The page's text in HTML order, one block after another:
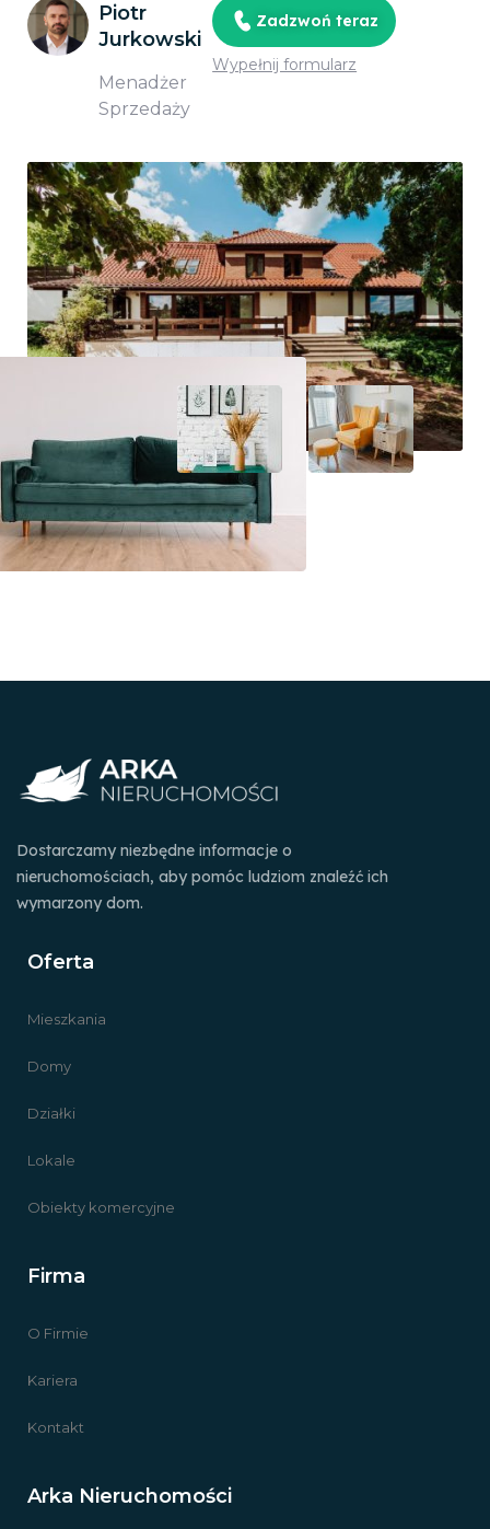
Piotr
Jurkowski
Menadżer
Sprzedaży
Zadzwoń teraz
Wypełnij formularz
Dostarczamy niezbędne informacje o
nieruchomościach, aby pomóc ludziom znaleźć ich
wymarzony dom.
Oferta
Mieszkania
Domy
Działki
Lokale
Obiekty komercyjne
Firma
O Firmie
Kariera
Kontakt
Arka Nieruchomości